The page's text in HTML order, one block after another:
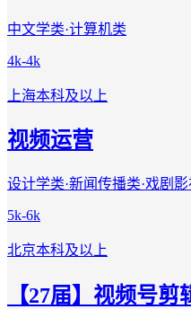
中文学类·计算机类
4k-4k
上海本科及以上
视频运营
设计学类·新闻传播类·戏剧
5k-6k
北京本科及以上
【27届】视频号剪